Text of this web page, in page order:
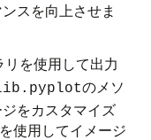
スを向上させま
リを使用して出力
のメソ
をカスタマイズ
を使用してイメージ